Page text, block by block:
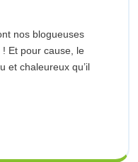
maison
style
scandinave
! Et pour cause, le
et chaleureux qu’il